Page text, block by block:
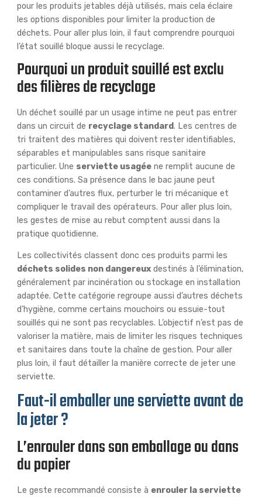
pour les produits jetables déjà utilisés, mais cela éclaire
les options disponibles pour limiter la production de
déchets. Pour aller plus loin, il faut comprendre pourquoi
l’état souillé bloque aussi le recyclage.
Pourquoi un produit souillé est exclu
des filières de recyclage
Un déchet souillé par un usage intime ne peut pas entrer
dans un circuit de recyclage standard. Les centres de
tri traitent des matières qui doivent rester identifiables,
séparables et manipulables sans risque sanitaire
particulier. Une serviette usagéene remplit aucune de
ces conditions. Sa présence dans le bac jaune peut
contaminer d’autres flux, perturber le tri mécanique et
compliquer le travail des opérateurs. Pour aller plus loin,
les gestes de mise au rebut comptent aussi dans la
pratique quotidienne.
Les collectivités classent donc ces produits parmi les
déchets solides non dangereuxdestinés à l’élimination,
généralement par incinération ou stockage en installation
adaptée. Cette catégorie regroupe aussi d’autres déchets
d’hygiène, comme certains mouchoirs ou essuie-tout
souillés qui ne sont pas recyclables. L’objectif n’est pas de
valoriser la matière, mais de limiter les risques techniques
et sanitaires dans toute la chaîne de gestion. Pour aller
plus loin, il faut détailler la manière correcte de jeter une
serviette.
Faut-il emballer une serviette avant de
la jeter ?
L’enrouler dans son emballage ou dans
du papier
Le geste recommandé consiste à enrouler la serviette